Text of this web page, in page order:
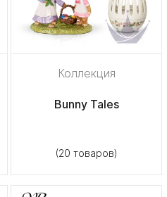
Коллекция
Bunny Tales
(20 товаров)